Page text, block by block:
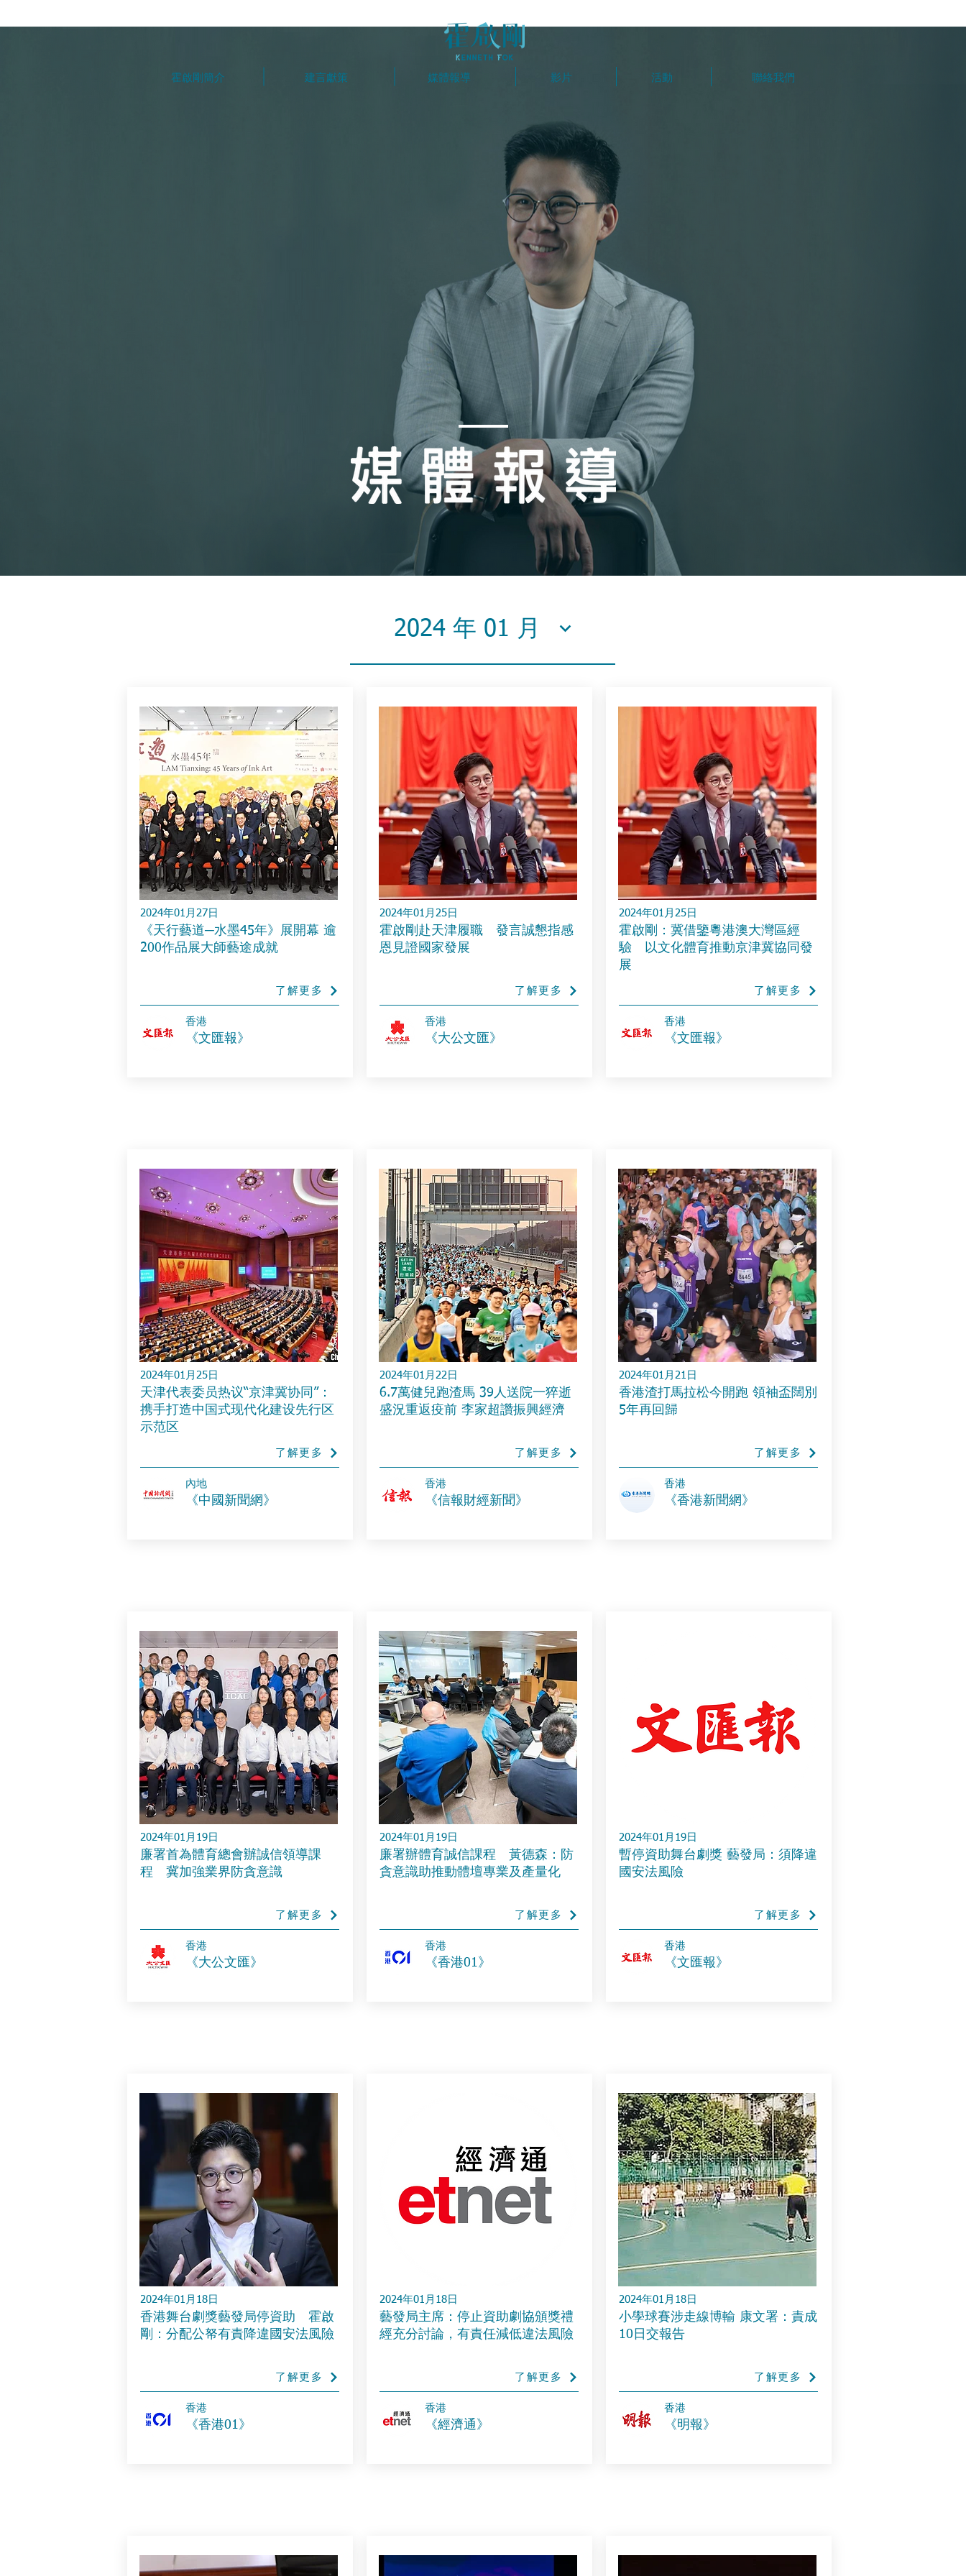
霍啟剛簡介 建言獻策 媒體報導 影片 活動 聯絡我們
2024 年 01 月
2024年01月27日
《天行藝道─水墨45年》展開幕 逾
200作品展大師藝途成就
了解更多
香港
《文匯報》
2024年01月25日
天津代表委员热议“京津冀协同”：
携手打造中国式现代化建设先行区
示范区
了解更多
內地
《中國新聞網》
2024年01月19日
廉署首為體育總會辦誠信領導課
程 冀加強業界防貪意識
了解更多
​香港
《大公文匯》
2024年01月18日
香港舞台劇獎藝發局停資助 霍啟
剛：分配公帑有責降違國安法風險
了解更多
​香港
《香港01》
2024年01月25日
霍啟剛赴天津履職 發言誠懇指感
恩見證國家發展
了解更多
香港
《大公文匯》
2024年01月22日
6.7萬健兒跑渣馬 39人送院一猝逝
盛況重返疫前 李家超讚振興經濟
了解更多
​香港
《信報財經新聞》
2024年01月19日
廉署辦體育誠信課程 黃德森：防
貪意識助推動體壇專業及產量化
了解更多
​香港
《香港01》
2024年01月18日
藝發局主席：停止資助劇協頒獎禮
經充分討論，有責任減低違法風險
了解更多
​香港
《經濟通》
2024年01月25日
霍啟剛：冀借鑒粵港澳大灣區經
驗 以文化體育推動京津冀協同發
展
了解更多
香港
《文匯報》
2024年01月21日
香港渣打馬拉松今開跑 領袖盃闊別
5年再回歸
了解更多
​香港
《香港新聞網》
2024年01月19日
暫停資助舞台劇獎 藝發局：須降違
國安法風險
了解更多
​香港
《文匯報》
2024年01月18日
小學球賽涉走線博輸 康文署：責成
10日交報告
了解更多
​香港
《明報》